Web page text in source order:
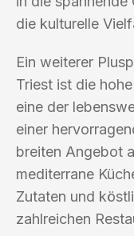
die kulturelle
Ein weiterer
Triest ist die
eine der
einer
breiten Angebot
mediterrane
Zutaten und
zahlreichen